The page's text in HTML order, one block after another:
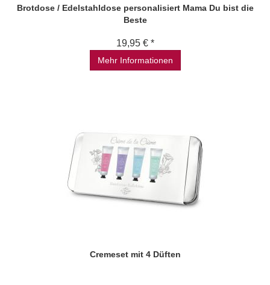
Brotdose / Edelstahldose personalisiert Mama Du bist die
Beste
19,95 € *
Mehr Informationen
Cremeset mit 4 Düften